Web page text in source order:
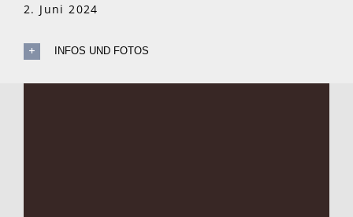
2. Juni 2024
INFOS UND FOTOS